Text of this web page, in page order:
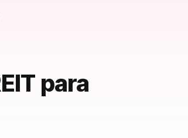
para